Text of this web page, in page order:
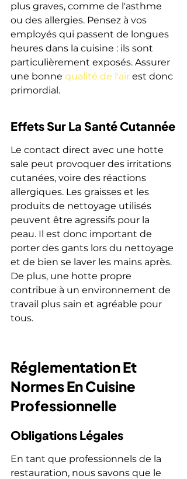
plus graves, comme de l'asthme
ou des allergies. Pensez à vos
employés qui passent de longues
heures dans la cuisine : ils sont
particulièrement exposés. Assurer
une bonne qualité de l'air est donc
primordial.
Effets Sur La Santé Cutannée
Le contact direct avec une hotte
sale peut provoquer des irritations
cutanées, voire des réactions
allergiques. Les graisses et les
produits de nettoyage utilisés
peuvent être agressifs pour la
peau. Il est donc important de
porter des gants lors du nettoyage
et de bien se laver les mains après.
De plus, une hotte propre
contribue à un environnement de
travail plus sain et agréable pour
tous.
Réglementation Et
Normes En Cuisine
Professionnelle
Obligations Légales
En tant que professionnels de la
restauration, nous savons que le